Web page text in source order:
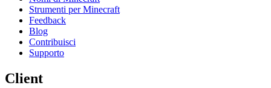
Strumenti per Minecraft
Feedback
Blog
Contribuisci
Supporto
Client